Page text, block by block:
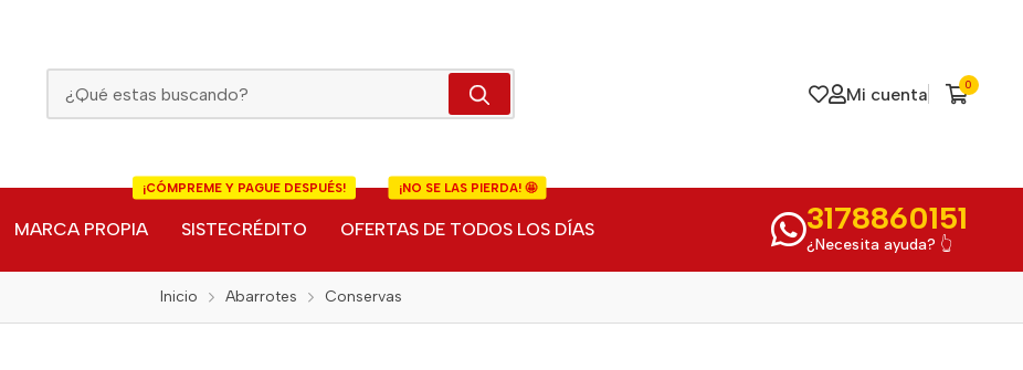
Mi cuenta 0
MARCA PROPIA SISTECRÉDITO
¡CÓMPREME Y PAGUE DESPUÉS!
OFERTAS DE TODOS LOS DÍAS
¡NO SE LAS PIERDA! 🤩
3178860151
¿Necesita ayuda? 👆
Inicio Abarrotes Conservas